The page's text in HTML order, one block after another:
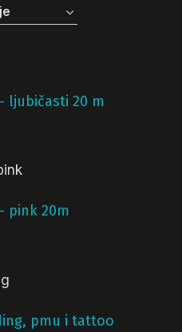
ljubičasti 20 m
pink 20m
pmu i tattoo